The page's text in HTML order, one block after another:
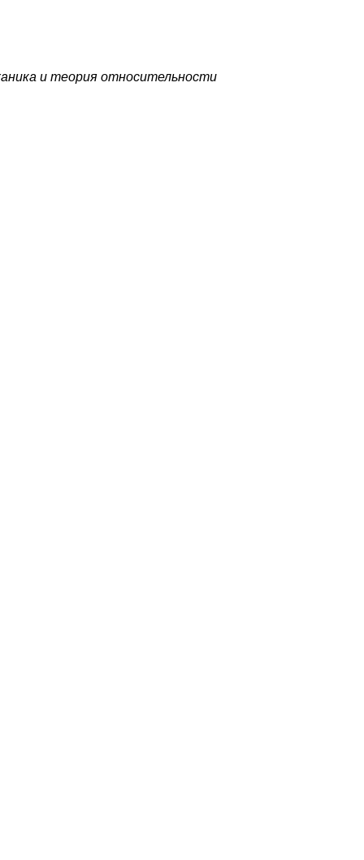
и теория относительности